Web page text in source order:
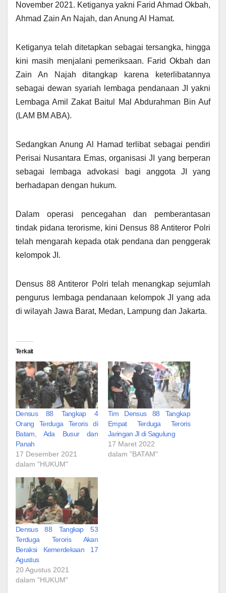
November 2021. Ketiganya yakni Farid Ahmad Okbah,
Ahmad Zain An Najah, dan Anung Al Hamat.
Ketiganya telah ditetapkan sebagai tersangka, hingga
kini masih menjalani pemeriksaan. Farid Okbah dan
Zain An Najah ditangkap karena keterlibatannya
sebagai dewan syariah lembaga pendanaan JI yakni
Lembaga Amil Zakat Baitul Mal Abdurahman Bin Auf
(LAM BM ABA).
Sedangkan Anung Al Hamad terlibat sebagai pendiri
Perisai Nusantara Emas, organisasi JI yang berperan
sebagai lembaga advokasi bagi anggota JI yang
berhadapan dengan hukum.
Dalam operasi pencegahan dan pemberantasan
tindak pidana terorisme, kini Densus 88 Antiteror Polri
telah mengarah kepada otak pendana dan penggerak
kelompok JI.
Densus 88 Antiteror Polri telah menangkap sejumlah
pengurus lembaga pendanaan kelompok JI yang ada
di wilayah Jawa Barat, Medan, Lampung dan Jakarta.
Terkait
Densus 88 Tangkap 4
Orang Terduga Teroris di
Batam, Ada Busur dan
Panah
17 Desember 2021
dalam "HUKUM"
Tim Densus 88 Tangkap
Empat Terduga Teroris
Jaringan JI di Sagulung
17 Maret 2022
dalam "BATAM"
Densus 88 Tangkap 53
Terduga Teroris Akan
Beraksi Kemerdekaan 17
Agustus
20 Agustus 2021
dalam "HUKUM"